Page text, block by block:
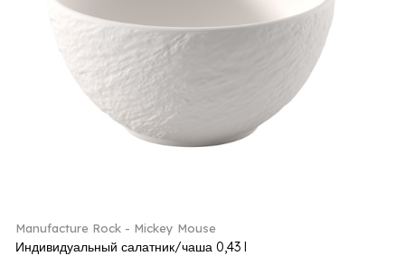
Manufacture Rock - Mickey Mouse
Индивидуальный салатник/чаша 0,43 l